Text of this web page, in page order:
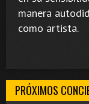
manera
como artista.
PRÓXIMOS